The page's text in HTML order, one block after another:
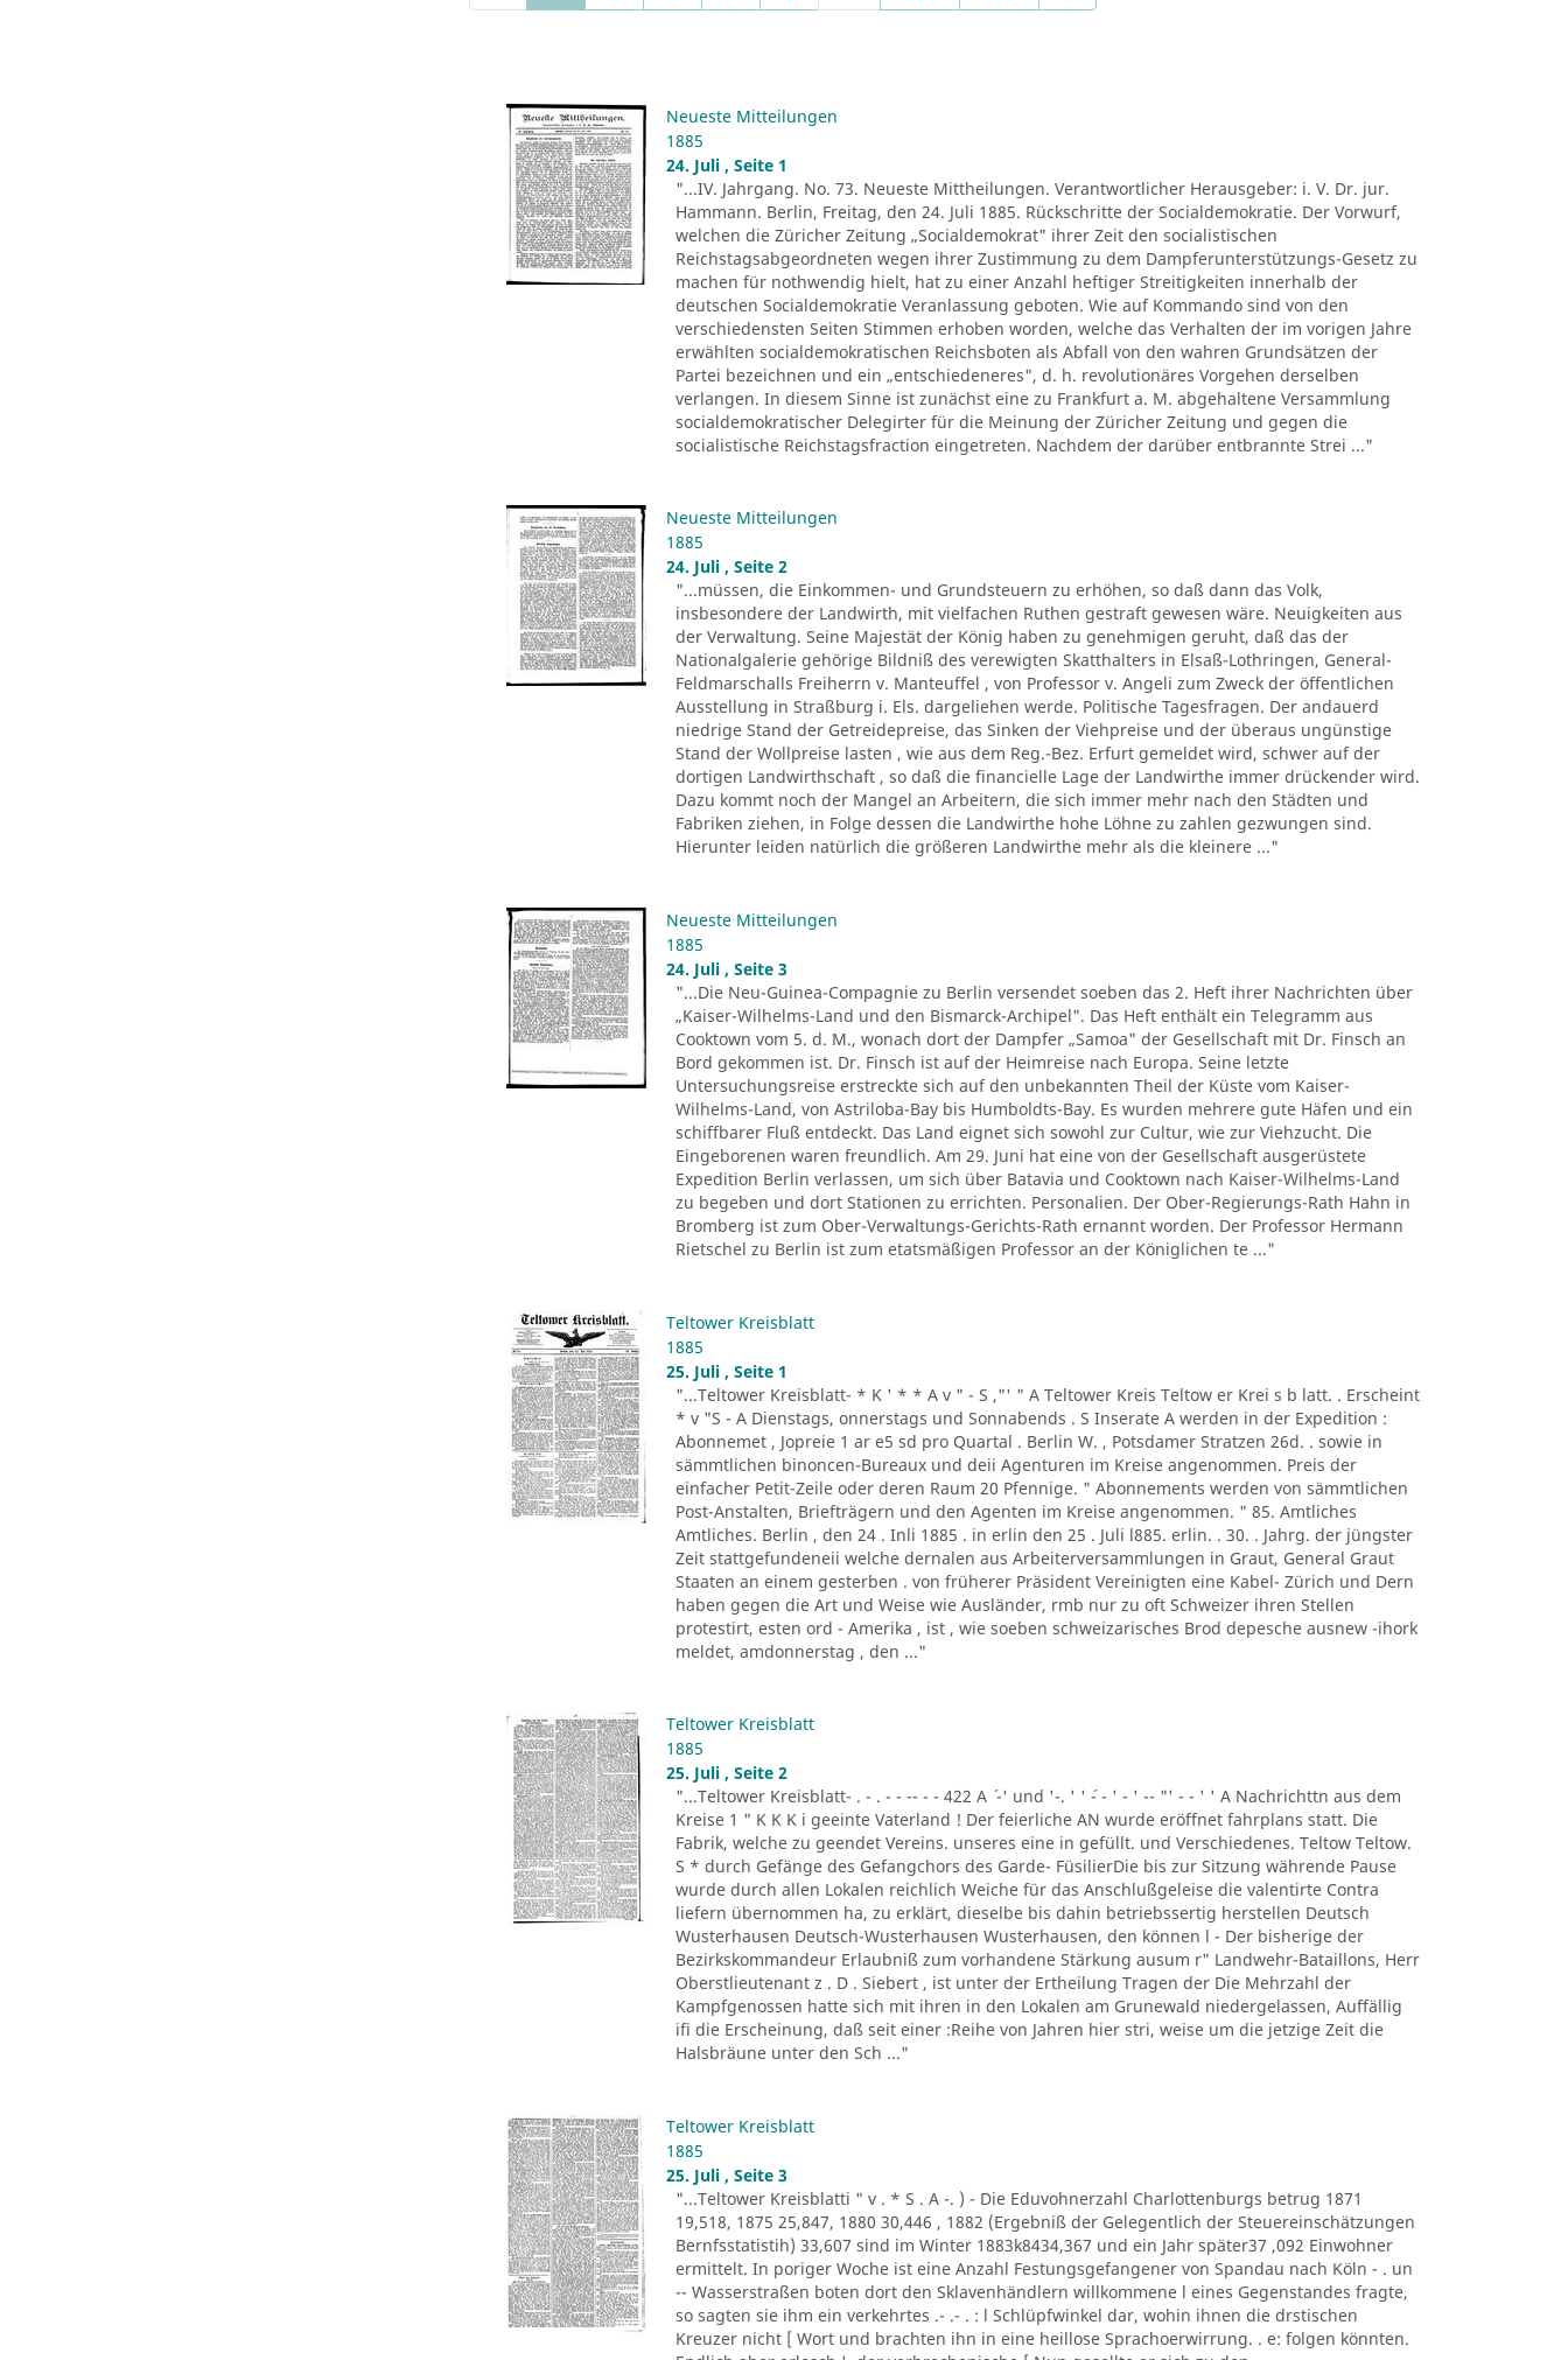
Neueste Mitteilungen
1885
24. Juli , Seite 1
"...IV. Jahrgang. No. 73. Neueste Mittheilungen. Verantwortlicher Herausgeber: i. V. Dr. jur.
Hammann. Berlin, Freitag, den 24. Juli 1885. Rückschritte der Socialdemokratie. Der Vorwurf,
welchen die Züricher Zeitung „Socialdemokrat" ihrer Zeit den socialistischen
Reichstagsabgeordneten wegen ihrer Zustimmung zu dem Dampferunterstützungs-Gesetz zu
machen für nothwendig hielt, hat zu einer Anzahl heftiger Streitigkeiten innerhalb der
deutschen Socialdemokratie Veranlassung geboten. Wie auf Kommando sind von den
verschiedensten Seiten Stimmen erhoben worden, welche das Verhalten der im vorigen Jahre
erwählten socialdemokratischen Reichsboten als Abfall von den wahren Grundsätzen der
Partei bezeichnen und ein „entschiedeneres", d. h. revolutionäres Vorgehen derselben
verlangen. In diesem Sinne ist zunächst eine zu Frankfurt a. M. abgehaltene Versammlung
socialdemokratischer Delegirter für die Meinung der Züricher Zeitung und gegen die
socialistische Reichstagsfraction eingetreten. Nachdem der darüber entbrannte Strei ..."
Neueste Mitteilungen
1885
24. Juli , Seite 2
"...müssen, die Einkommen- und Grundsteuern zu erhöhen, so daß dann das Volk,
insbesondere der Landwirth, mit vielfachen Ruthen gestraft gewesen wäre. Neuigkeiten aus
der Verwaltung. Seine Majestät der König haben zu genehmigen geruht, daß das der
Nationalgalerie gehörige Bildniß des verewigten Skatthalters in Elsaß-Lothringen, General-
Feldmarschalls Freiherrn v. Manteuffel , von Professor v. Angeli zum Zweck der öffentlichen
Ausstellung in Straßburg i. Els. dargeliehen werde. Politische Tagesfragen. Der andauerd
niedrige Stand der Getreidepreise, das Sinken der Viehpreise und der überaus ungünstige
Stand der Wollpreise lasten , wie aus dem Reg.-Bez. Erfurt gemeldet wird, schwer auf der
dortigen Landwirthschaft , so daß die financielle Lage der Landwirthe immer drückender wird.
Dazu kommt noch der Mangel an Arbeitern, die sich immer mehr nach den Städten und
Fabriken ziehen, in Folge dessen die Landwirthe hohe Löhne zu zahlen gezwungen sind.
Hierunter leiden natürlich die größeren Landwirthe mehr als die kleinere ..."
Neueste Mitteilungen
1885
24. Juli , Seite 3
"...Die Neu-Guinea-Compagnie zu Berlin versendet soeben das 2. Heft ihrer Nachrichten über
„Kaiser-Wilhelms-Land und den Bismarck-Archipel". Das Heft enthält ein Telegramm aus
Cooktown vom 5. d. M., wonach dort der Dampfer „Samoa" der Gesellschaft mit Dr. Finsch an
Bord gekommen ist. Dr. Finsch ist auf der Heimreise nach Europa. Seine letzte
Untersuchungsreise erstreckte sich auf den unbekannten Theil der Küste vom Kaiser-
Wilhelms-Land, von Astriloba-Bay bis Humboldts-Bay. Es wurden mehrere gute Häfen und ein
schiffbarer Fluß entdeckt. Das Land eignet sich sowohl zur Cultur, wie zur Viehzucht. Die
Eingeborenen waren freundlich. Am 29. Juni hat eine von der Gesellschaft ausgerüstete
Expedition Berlin verlassen, um sich über Batavia und Cooktown nach Kaiser-Wilhelms-Land
zu begeben und dort Stationen zu errichten. Personalien. Der Ober-Regierungs-Rath Hahn in
Bromberg ist zum Ober-Verwaltungs-Gerichts-Rath ernannt worden. Der Professor Hermann
Rietschel zu Berlin ist zum etatsmäßigen Professor an der Königlichen te ..."
Teltower Kreisblatt
1885
25. Juli , Seite 1
"...Teltower Kreisblatt- * K ' * * A v " - S ,"' " A Teltower Kreis Teltow er Krei s b latt. . Erscheint
* v "S - A Dienstags, onnerstags und Sonnabends . S Inserate A werden in der Expedition :
Abonnemet , Jopreie 1 ar e5 sd pro Quartal . Berlin W. , Potsdamer Stratzen 26d. . sowie in
sämmtlichen binoncen-Bureaux und deii Agenturen im Kreise angenommen. Preis der
einfacher Petit-Zeile oder deren Raum 20 Pfennige. " Abonnements werden von sämmtlichen
Post-Anstalten, Briefträgern und den Agenten im Kreise angenommen. " 85. Amtliches
Amtliches. Berlin , den 24 . Inli 1885 . in erlin den 25 . Juli l885. erlin. . 30. . Jahrg. der jüngster
Zeit stattgefundeneii welche dernalen aus Arbeiterversammlungen in Graut, General Graut
Staaten an einem gesterben . von früherer Präsident Vereinigten eine Kabel- Zürich und Dern
haben gegen die Art und Weise wie Ausländer, rmb nur zu oft Schweizer ihren Stellen
protestirt, esten ord - Amerika , ist , wie soeben schweizarisches Brod depesche ausnew -ihork
meldet, amdonnerstag , den ..."
Teltower Kreisblatt
1885
25. Juli , Seite 2
"...Teltower Kreisblatt- . - . - - -- - - 422 A ´ -' und '-. ' ' ´- - ' - ' -- "' - - ' ' A Nachrichttn aus dem
Kreise 1 " K K K i geeinte Vaterland ! Der feierliche AN wurde eröffnet fahrplans statt. Die
Fabrik, welche zu geendet Vereins. unseres eine in gefüllt. und Verschiedenes. Teltow Teltow.
S * durch Gefänge des Gefangchors des Garde- FüsilierDie bis zur Sitzung währende Pause
wurde durch allen Lokalen reichlich Weiche für das Anschlußgeleise die valentirte Contra
liefern übernommen ha, zu erklärt, dieselbe bis dahin betriebssertig herstellen Deutsch
Wusterhausen Deutsch-Wusterhausen Wusterhausen, den können l - Der bisherige der
Bezirkskommandeur Erlaubniß zum vorhandene Stärkung ausum r" Landwehr-Bataillons, Herr
Oberstlieutenant z . D . Siebert , ist unter der Ertheilung Tragen der Die Mehrzahl der
Kampfgenossen hatte sich mit ihren in den Lokalen am Grunewald niedergelassen, Auffällig
ifi die Erscheinung, daß seit einer :Reihe von Jahren hier stri, weise um die jetzige Zeit die
Halsbräune unter den Sch ..."
Teltower Kreisblatt
1885
25. Juli , Seite 3
"...Teltower Kreisblatti " v . * S . A -. ) - Die Eduvohnerzahl Charlottenburgs betrug 1871
19,518, 1875 25,847, 1880 30,446 , 1882 (Ergebniß der Gelegentlich der Steuereinschätzungen
Bernfsstatistih) 33,607 sind im Winter 1883k8434,367 und ein Jahr später37 ,092 Einwohner
ermittelt. In poriger Woche ist eine Anzahl Festungsgefangener von Spandau nach Köln - . un
-- Wasserstraßen boten dort den Sklavenhändlern willkommene l eines Gegenstandes fragte,
so sagten sie ihm ein verkehrtes .- .- . : l Schlüpfwinkel dar, wohin ihnen die drstischen
Kreuzer nicht [ Wort und brachten ihn in eine heillose Sprachoerwirrung. . e: folgen könnten.